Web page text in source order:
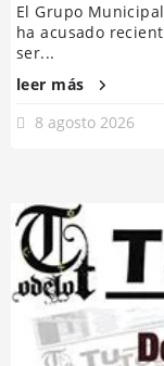
El Grupo
ha acusado
ser...
leer más
8 agosto 2026